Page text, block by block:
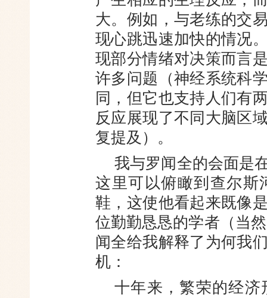
大。例如，与老练的交
现心跳迅速加快的情况
现部分情绪对决策而言
许多问题（神经系统科
同，但它也支持人们有
反应展现了不同大脑区
复提及）。
我与罗闻全的会面是
这里可以俯瞰到查尔斯
鞋，这使他看起来既像
位勤勤恳恳的学者（当
闻全给我解释了为何我
机：
十年来，繁荣的经